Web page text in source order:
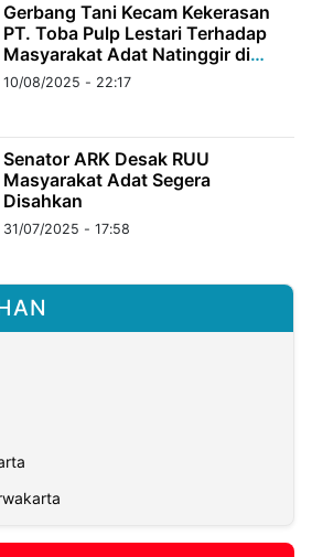
Gerbang Tani Kecam Kekerasan
PT. Toba Pulp Lestari Terhadap
Masyarakat Adat Natinggir di
Tano Batak
10/08/2025 - 22:17
Senator ARK Desak RUU
Masyarakat Adat Segera
Disahkan
31/07/2025 - 17:58